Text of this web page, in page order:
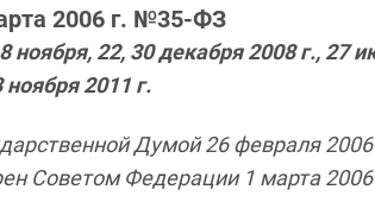
2006 г. №35-ФЗ
22, 30 декабря 2008 г., 27
2011 г.
Думой 26 февраля 2006
Советом Федерации 1 марта 2006